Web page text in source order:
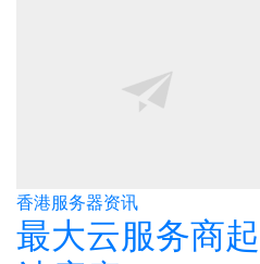
香港服务器资讯
最大云服务商